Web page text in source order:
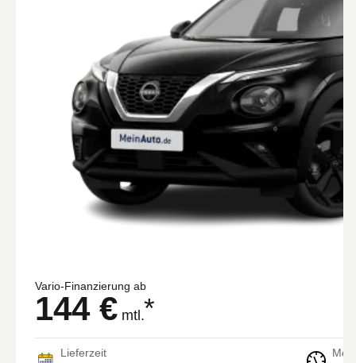
Vario-Finanzierung ab
144 € mtl.*
Lieferzeit